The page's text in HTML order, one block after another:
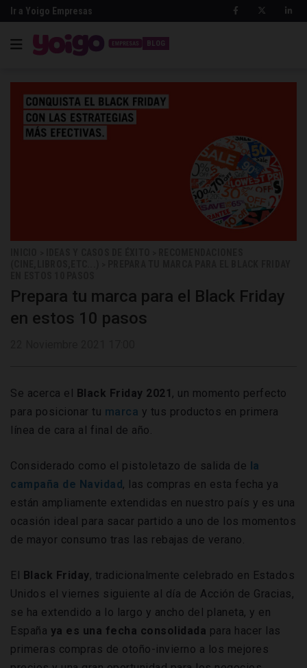
Ir a Yoigo Empresas
BLOG
Prepara tu marca para el Black Friday
en estos 10 pasos
Se acerca el Black Friday 2021 , un momento perfecto
para posicionar tu marca y tus productos en primera
línea de cara al final de año.
Considerado como el pistoletazo de salida de la
campaña de Navidad , las compras en esta fecha ya
están ampliamente extendidas en nuestro país y es una
ocasión ideal para sacar partido a uno de los momentos
de mayor consumo tras las rebajas de verano.
El Black Friday, tradicionalmente celebrado en Estados
Unidos el viernes siguiente al día de Acción de Gracias,
se ha extendido a lo largo y ancho del planeta, y en
España ya es una fecha consolidada para hacer las
primeras compras de otoño-invierno a los mejores